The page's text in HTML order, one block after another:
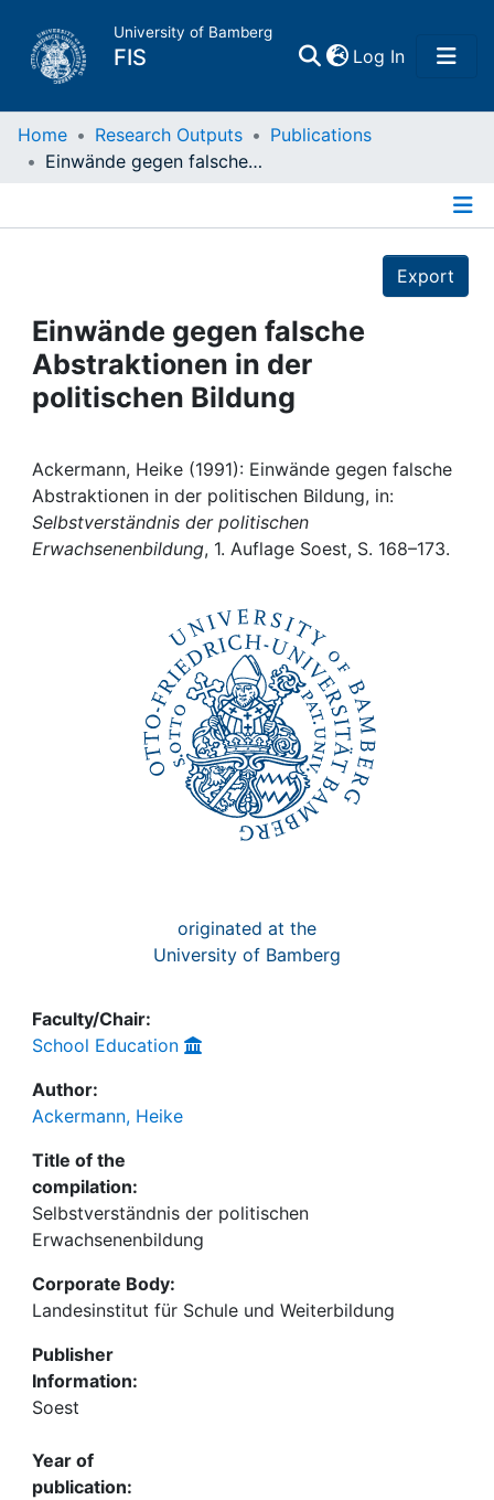
University of Bamberg
FIS Log In(current)
Home
Projects
People
Awards
My FIS
Home Research Outputs
Publications
Einwände gegen falsche Abstraktionen in der politischen Bildung
Export
Einwände gegen falsche
Abstraktionen in der
politischen Bildung
Ackermann, Heike (1991): Einwände gegen falsche
Abstraktionen in der politischen Bildung, in:
Selbstverständnis der politischen
Erwachsenenbildung, 1. Auflage Soest, S. 168–173.
originated at the
University of Bamberg
Faculty/Chair:
School Education
Author:
Ackermann, Heike
Title of the
compilation:
Selbstverständnis der politischen
Erwachsenenbildung
Corporate Body:
Landesinstitut für Schule und Weiterbildung
Publisher
Information:
Soest
Year of
publication: